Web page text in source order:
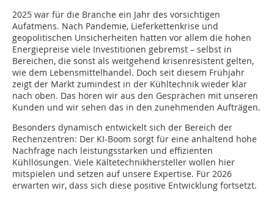
2025 war für die Branche ein Jahr des vorsichtigen
Aufatmens. Nach Pandemie, Lieferkettenkrise und
geopolitischen Unsicherheiten hatten vor allem die hohen
Energiepreise viele Investitionen gebremst – selbst in
Bereichen, die sonst als weitgehend krisenresistent gelten,
wie dem Lebensmittelhandel. Doch seit diesem Frühjahr
zeigt der Markt zumindest in der Kühltechnik wieder klar
nach oben. Das hören wir aus den Gesprächen mit unseren
Kunden und wir sehen das in den zunehmenden Aufträgen.
Besonders dynamisch entwickelt sich der Bereich der
Rechenzentren: Der KI-Boom sorgt für eine anhaltend hohe
Nachfrage nach leistungsstarken und effizienten
Kühllösungen. Viele Kältetechnikhersteller wollen hier
mitspielen und setzen auf unsere Expertise. Für 2026
erwarten wir, dass sich diese positive Entwicklung fortsetzt.